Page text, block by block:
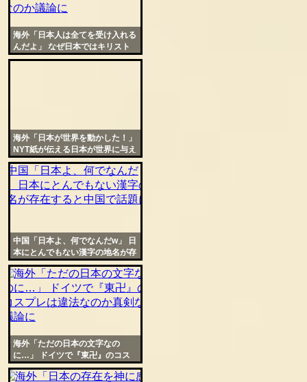
海外「日本人は全てを受け入れる
んだよ」 なぜ日本ではキリスト
教式の結婚式が人気なのか議論に
海外「日本が世界を動かした！」
NYT紙が伝える日本が世界に与え
た影響に感謝の声が殺到
中国「日本よ、何でなんだw」 日
本にとんでもない漢字の地名が存
在すると中国で話題に
海外「ただの日本の文字なの
に…」 ドイツで『東卍』のコス
プレは違法なのか真剣な議論に